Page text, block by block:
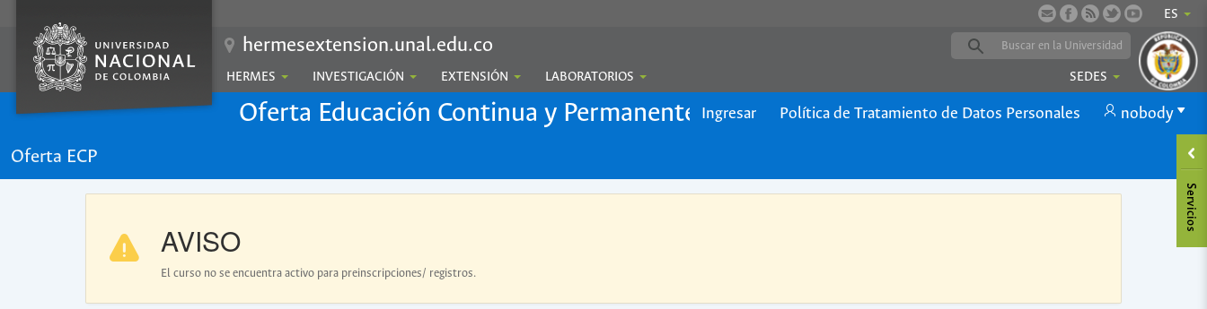
ES
hermesextension.unal.edu.co
HERMES INVESTIGACIÓN EXTENSIÓN LABORATORIOS SEDES
Oferta Educación Continua y Permanente Ingresar Política de Tratamiento de Datos Personales nobody
Oferta ECP
AVISO
El curso no se encuentra activo para preinscripciones/ registros.